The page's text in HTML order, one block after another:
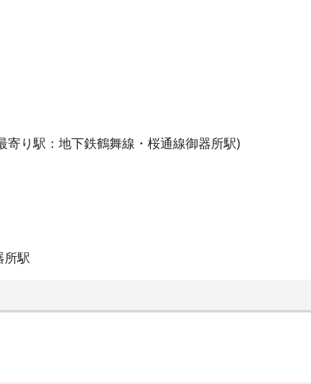
寄り駅：地下鉄鶴舞線・桜通線御器所駅)
所駅